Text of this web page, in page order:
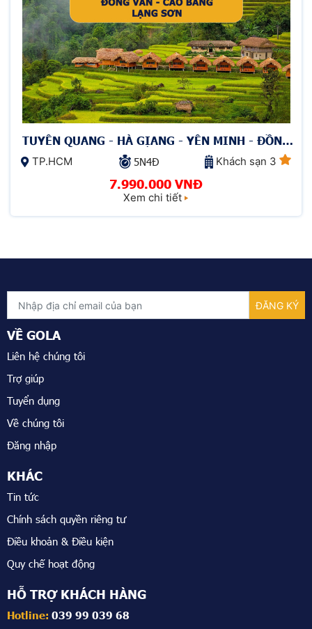
TUYÊN QUANG - HÀ GIANG - YÊN MINH - ĐỒNG
VĂN - CAO BẰNG - LẠNG SƠN
TP.HCM 5N4Đ Khách sạn 3
7.990.000 VNĐ
Xem chi tiết
VỀ GOLA
Liên hệ chúng tôi
Trợ giúp
Tuyển dụng
Về chúng tôi
Đăng nhập
KHÁC
Tin tức
Chính sách quyền riêng tư
Điều khoản & Điều kiện
Quy chế hoạt động
HỖ TRỢ KHÁCH HÀNG
Hotline: 039 99 039 68